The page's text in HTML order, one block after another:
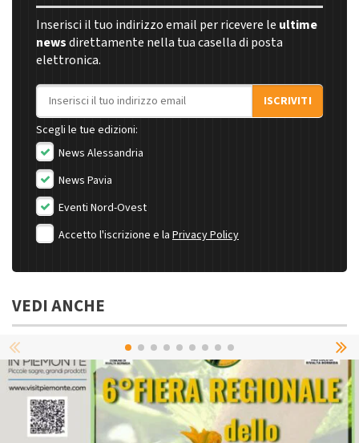
Inserisci il tuo indirizzo email per ricevere le ultime
newsdirettamente nella tua casella di posta
elettronica.
Indirizzo email
ISCRIVITI
Scegli le tue edizioni:
News Alessandria
News Pavia
Eventi Nord-Ovest
Accetto l'iscrizione e la Privacy Policy
VEDI ANCHE